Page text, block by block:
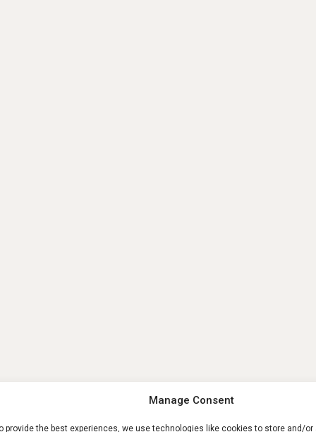
Manage Consent
provide the best experiences, we use technologies like cookies to store and/